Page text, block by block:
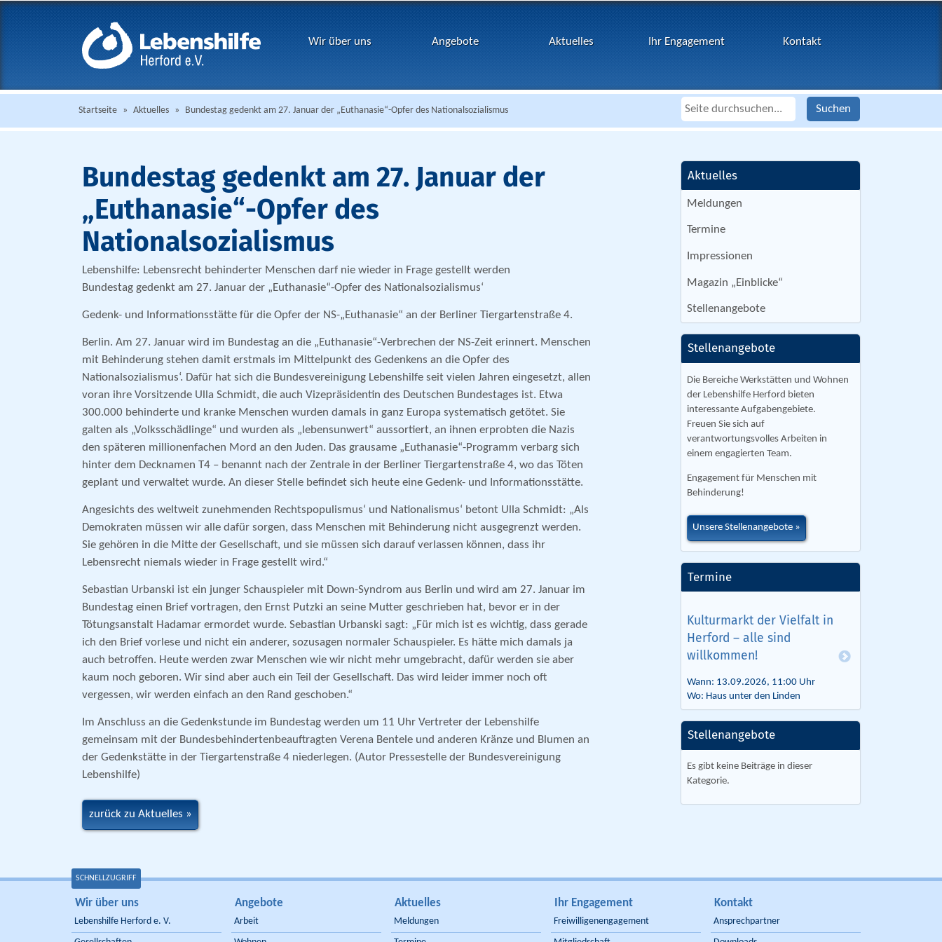
Wir über uns Angebote Aktuelles Ihr Engagement Kontakt
Startseite » Aktuelles » Bundestag gedenkt am 27. Januar der „Euthanasie“-Opfer des Nationalsozialismus
Bundestag gedenkt am 27. Januar der
„Euthanasie“-Opfer des
Nationalsozialismus
Lebenshilfe: Lebensrecht behinderter Menschen darf nie wieder in Frage gestellt werden
Bundestag gedenkt am 27. Januar der „Euthanasie“-Opfer des Nationalsozialismus‘
Gedenk- und Informationsstätte für die Opfer der NS-„Euthanasie“ an der Berliner Tiergartenstraße 4.
Berlin. Am 27. Januar wird im Bundestag an die „Euthanasie“-Verbrechen der NS-Zeit erinnert. Menschen
mit Behinderung stehen damit erstmals im Mittelpunkt des Gedenkens an die Opfer des
Nationalsozialismus‘. Dafür hat sich die Bundesvereinigung Lebenshilfe seit vielen Jahren eingesetzt, allen
voran ihre Vorsitzende Ulla Schmidt, die auch Vizepräsidentin des Deutschen Bundestages ist. Etwa
300.000 behinderte und kranke Menschen wurden damals in ganz Europa systematisch getötet. Sie
galten als „Volksschädlinge“ und wurden als „lebensunwert“ aussortiert, an ihnen erprobten die Nazis
den späteren millionenfachen Mord an den Juden. Das grausame „Euthanasie“-Programm verbarg sich
hinter dem Decknamen T4 – benannt nach der Zentrale in der Berliner Tiergartenstraße 4, wo das Töten
geplant und verwaltet wurde. An dieser Stelle befindet sich heute eine Gedenk- und Informationsstätte.
Angesichts des weltweit zunehmenden Rechtspopulismus‘ und Nationalismus‘ betont Ulla Schmidt: „Als
Demokraten müssen wir alle dafür sorgen, dass Menschen mit Behinderung nicht ausgegrenzt werden.
Sie gehören in die Mitte der Gesellschaft, und sie müssen sich darauf verlassen können, dass ihr
Lebensrecht niemals wieder in Frage gestellt wird.“
Sebastian Urbanski ist ein junger Schauspieler mit Down-Syndrom aus Berlin und wird am 27. Januar im
Bundestag einen Brief vortragen, den Ernst Putzki an seine Mutter geschrieben hat, bevor er in der
Tötungsanstalt Hadamar ermordet wurde. Sebastian Urbanski sagt: „Für mich ist es wichtig, dass gerade
ich den Brief vorlese und nicht ein anderer, sozusagen normaler Schauspieler. Es hätte mich damals ja
auch betroffen. Heute werden zwar Menschen wie wir nicht mehr umgebracht, dafür werden sie aber
kaum noch geboren. Wir sind aber auch ein Teil der Gesellschaft. Das wird leider immer noch oft
vergessen, wir werden einfach an den Rand geschoben.“
Im Anschluss an die Gedenkstunde im Bundestag werden um 11 Uhr Vertreter der Lebenshilfe
gemeinsam mit der Bundesbehindertenbeauftragten Verena Bentele und anderen Kränze und Blumen an
der Gedenkstätte in der Tiergartenstraße 4 niederlegen. (Autor Pressestelle der Bundesvereinigung
Lebenshilfe)
zurück zu Aktuelles
Aktuelles
Meldungen
Termine
Impressionen
Magazin „Einblicke“
Stellenangebote
Stellenangebote
Die Bereiche Werkstätten und Wohnen
der Lebenshilfe Herford bieten
interessante Aufgabengebiete.
Freuen Sie sich auf
verantwortungsvolles Arbeiten in
einem engagierten Team.
Engagement für Menschen mit
Behinderung!
Unsere Stellenangebote
Termine
Kulturmarkt der Vielfalt in
Herford – alle sind
willkommen!
Wann: 13.09.2026, 11:00 Uhr
Wo: Haus unter den Linden
Stellenangebote
Es gibt keine Beiträge in dieser
Kategorie.
SCHNELLZUGRIFF
Wir über uns
Lebenshilfe Herford e. V.
Angebote
Arbeit
Aktuelles
Meldungen
Ihr Engagement
Freiwilligenengagement
Kontakt
Ansprechpartner